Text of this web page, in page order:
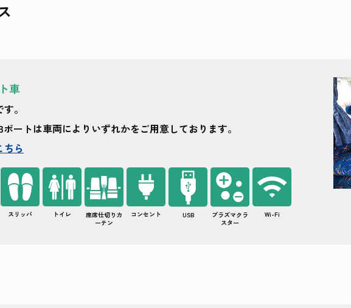
車
。
ートは車両によりいずれかをご用意しております。
ちら
スリッパ トイレ
座席仕切りカ
ーテン
コンセント USB
プラズマクラ
スター
Wi-Fi